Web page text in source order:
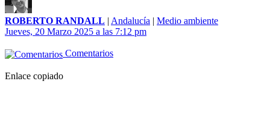
ROBERTO RANDALL | Andalucía | Medio ambiente
Jueves, 20 Marzo 2025 a las 7:12 pm
Comentarios
Enlace copiado